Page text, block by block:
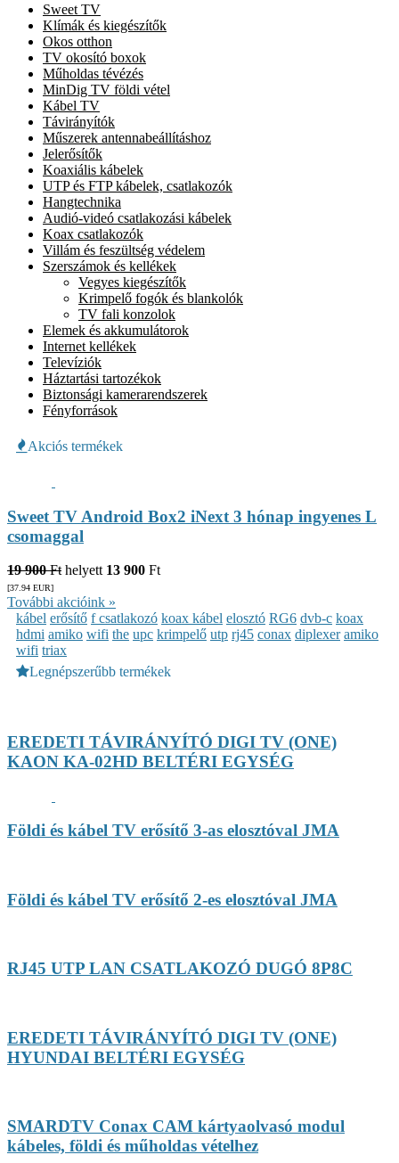
Sweet TV
Klímák és kiegészítők
Okos otthon
TV okosító boxok
Műholdas tévézés
MinDig TV földi vétel
Kábel TV
Távirányítók
Műszerek antennabeállításhoz
Jelerősítők
Koaxiális kábelek
UTP és FTP kábelek, csatlakozók
Hangtechnika
Audió-videó csatlakozási kábelek
Koax csatlakozók
Villám és feszültség védelem
Szerszámok és kellékek
Vegyes kiegészítők
Krimpelő fogók és blankolók
TV fali konzolok
Elemek és akkumulátorok
Internet kellékek
Televíziók
Háztartási tartozékok
Biztonsági kamerarendszerek
Fényforrások
Akciós termékek
Sweet TV Android Box2 iNext 3 hónap ingyenes L
csomaggal
19 900 Ft helyett 13 900 Ft
[37.94 EUR]
További akcióink »
kábel erősítő f csatlakozó koax kábel elosztó RG6 dvb-c koax
hdmi amiko wifi the upc krimpelő utp rj45 conax diplexer amiko
wifi triax
Legnépszerűbb termékek
EREDETI TÁVIRÁNYÍTÓ DIGI TV (ONE)
KAON KA-02HD BELTÉRI EGYSÉG
Földi és kábel TV erősítő 3-as elosztóval JMA
Földi és kábel TV erősítő 2-es elosztóval JMA
RJ45 UTP LAN CSATLAKOZÓ DUGÓ 8P8C
EREDETI TÁVIRÁNYÍTÓ DIGI TV (ONE)
HYUNDAI BELTÉRI EGYSÉG
SMARDTV Conax CAM kártyaolvasó modul
kábeles, földi és műholdas vételhez